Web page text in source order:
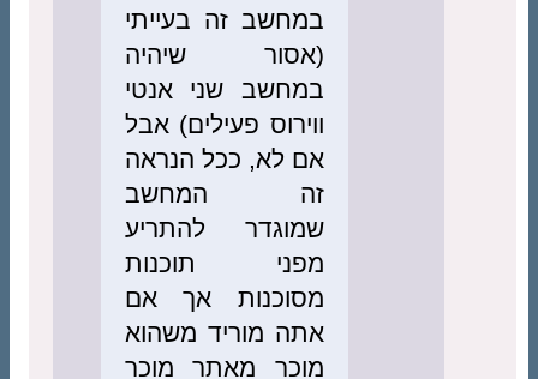
במחשב זה בעייתי
(אסור שיהיה
במחשב שני אנטי
ווירוס פעילים) אבל
אם לא, ככל הנראה
זה המחשב
שמוגדר להתריע
מפני תוכנות
מסוכנות אך אם
אתה מוריד משהוא
מוכר מאתר מוכר